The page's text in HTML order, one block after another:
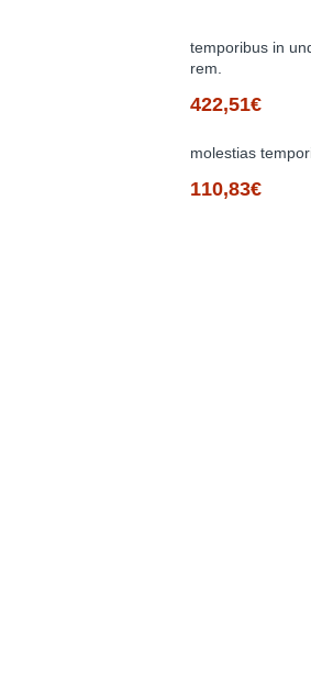
temporibus in
rem.
422,51€
molestias
110,83€